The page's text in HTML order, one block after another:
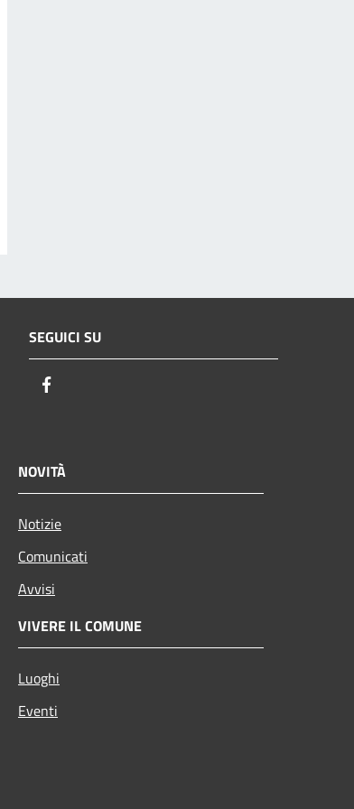
SEGUICI SU
NOVITÀ
Notizie
Comunicati
Avvisi
VIVERE IL COMUNE
Luoghi
Eventi